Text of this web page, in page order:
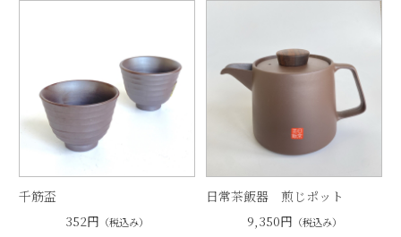
千筋盃
352円 （税込み）
日常茶飯器 煎じポット
9,350円 （税込み）